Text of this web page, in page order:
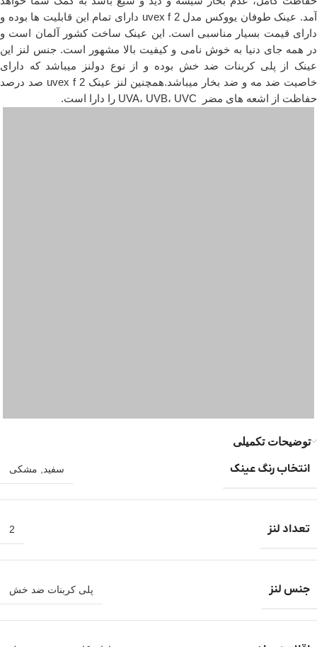
آمد. عینک طوفان یووکس مدل uvex f 2 دارای تمام این قابلیت ها بوده و
دارای قیمت بسیار مناسبی است. این عینک ساخت کشور آلمان است و
در همه جای دنیا به خوش نامی و کیفیت بالا مشهور است. جنس لنز این
عینک از پلی کربنات ضد خش بوده و از نوع دولنز میباشد که دارای
خاصیت ضد مه و ضد بخار میباشد.همچنین لنز عینک uvex f 2 صد درصد
حفاظت از اشعه های مضر UVA، UVB، UVC را دارا است.
توضیحات تکمیلی
انتخاب رنگ عینک سفید, مشکی
تعداد لنز 2
جنس لنز پلی کربنات ضد خش